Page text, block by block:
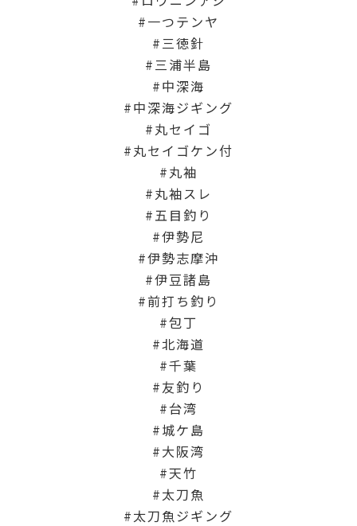
一つテンヤ
三徳針
三浦半島
中深海
中深海ジギング
丸セイゴ
丸セイゴケン付
丸袖
丸袖スレ
五目釣り
伊勢尼
伊勢志摩沖
伊豆諸島
前打ち釣り
包丁
北海道
千葉
友釣り
台湾
城ケ島
大阪湾
天竹
太刀魚
太刀魚ジギング